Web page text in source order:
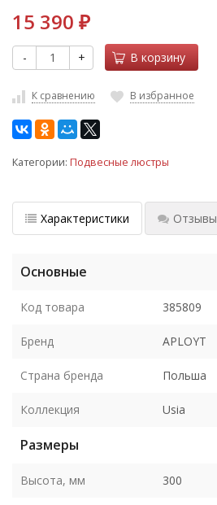
15 390 ₽
- + В корзину
К сравнению В избранное
Категории: Подвесные люстры
Характеристики Отзывы
Основные
Код товара 385809
Бренд APLOYT
Страна бренда Польша
Коллекция Usia
Размеры
Высота, мм 300